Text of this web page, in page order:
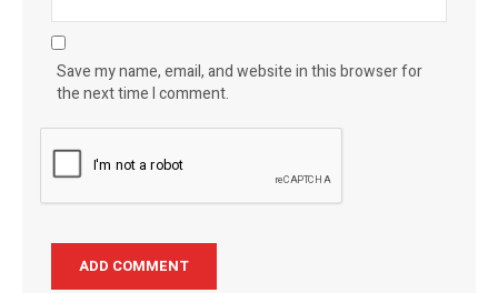
Save my name, email, and website in this browser for
the next time I comment.